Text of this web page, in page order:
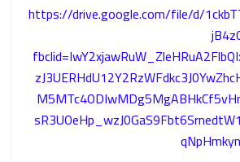
https://drive.google.com/file/d/